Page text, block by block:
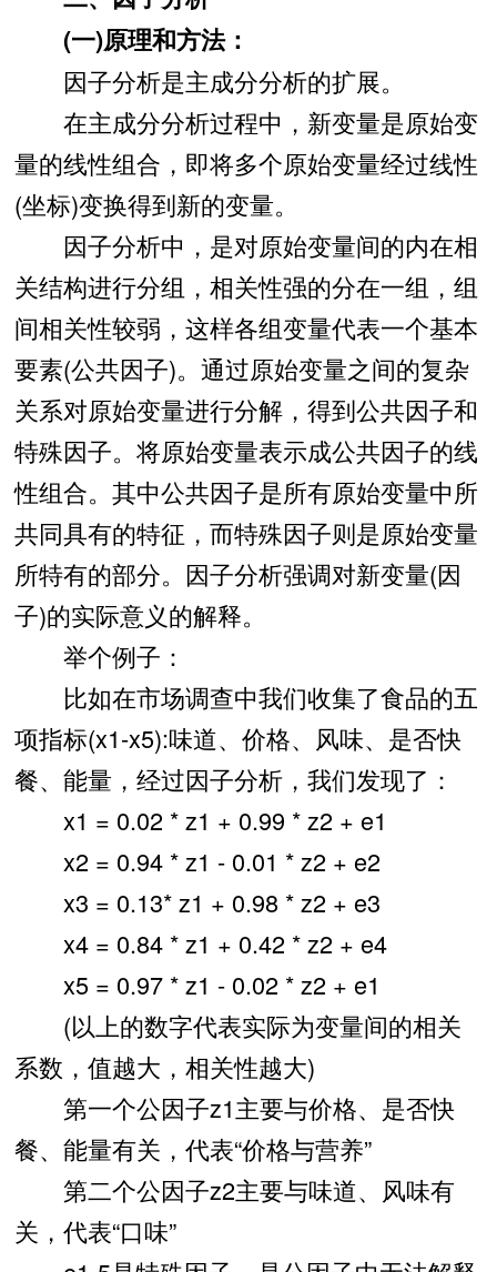
(一)原理和方法：
因子分析是主成分分析的扩展。
在主成分分析过程中，新变量是原始变
量的线性组合，即将多个原始变量经过线性
(坐标)变换得到新的变量。
因子分析中，是对原始变量间的内在相
关结构进行分组，相关性强的分在一组，组
间相关性较弱，这样各组变量代表一个基本
要素(公共因子)。通过原始变量之间的复杂
关系对原始变量进行分解，得到公共因子和
特殊因子。将原始变量表示成公共因子的线
性组合。其中公共因子是所有原始变量中所
共同具有的特征，而特殊因子则是原始变量
所特有的部分。因子分析强调对新变量(因
子)的实际意义的解释。
举个例子：
比如在市场调查中我们收集了食品的五
项指标(x1-x5):味道、价格、风味、是否快
餐、能量，经过因子分析，我们发现了：
x1 = 0.02 * z1 + 0.99 * z2 + e1
x2 = 0.94 * z1 - 0.01 * z2 + e2
x3 = 0.13* z1 + 0.98 * z2 + e3
x4 = 0.84 * z1 + 0.42 * z2 + e4
x5 = 0.97 * z1 - 0.02 * z2 + e1
(以上的数字代表实际为变量间的相关
系数，值越大，相关性越大)
第一个公因子z1主要与价格、是否快
餐、能量有关，代表“价格与营养”
第二个公因子z2主要与味道、风味有
关，代表“口味”